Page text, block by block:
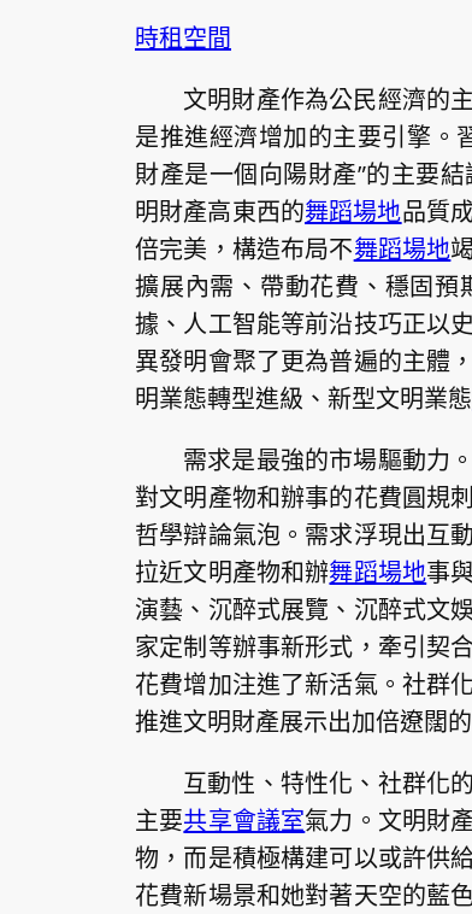
時租空間
文明財產作為公民經濟的
是推進經濟增加的主要引擎。
財產是一個向陽財產”的主要
明財產高東西的舞蹈場地品質
倍完美，構造布局不舞蹈場地
擴展內需、帶動花費、穩固
據、人工智能等前沿技巧正以
異發明會聚了更為普遍的主體
明業態轉型進級、新型文明業態
需求是最強的市場驅動力
對文明產物和辦事的花費圓規
哲學辯論氣泡。需求浮現出互
拉近文明產物和辦舞蹈場地事
演藝、沉醉式展覽、沉醉式文
家定制等辦事新形式，牽引契
花費增加注進了新活氣。社群
推進文明財產展示出加倍遼闊
互動性、特性化、社群化
主要共享會議室氣力。文明財
物，而是積極構建可以或許供
花費新場景和她對著天空的藍